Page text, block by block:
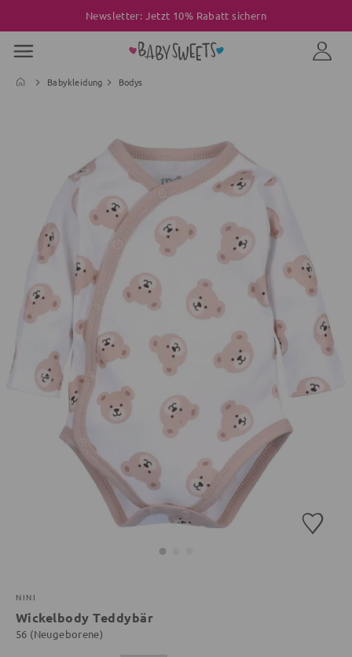
Newsletter: Jetzt 10% Rabatt sichern
Babykleidung Bodys
NINI
Wickelbody Teddybär
56 (Neugeborene)